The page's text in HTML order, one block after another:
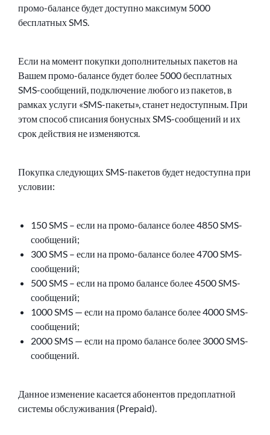
промо-балансе будет доступно максимум 5000
бесплатных SMS.
Если на момент покупки дополнительных пакетов на
Вашем промо-балансе будет более 5000 бесплатных
SMS-сообщений, подключение любого из пакетов, в
рамках услуги «SMS-пакеты», станет недоступным. При
этом способ списания бонусных SMS-сообщений и их
срок действия не изменяются.
Покупка следующих SMS-пакетов будет недоступна при
условии:
150 SMS – если на промо-балансе более 4850 SMS-
сообщений;
300 SMS – если на промо-балансе более 4700 SMS-
сообщений;
500 SMS – если на промо балансе более 4500 SMS-
сообщений;
1000 SMS — если на промо балансе более 4000 SMS-
сообщений;
2000 SMS — если на промо балансе более 3000 SMS-
сообщений.
Данное изменение касается абонентов предоплатной
системы обслуживания (Prepaid).